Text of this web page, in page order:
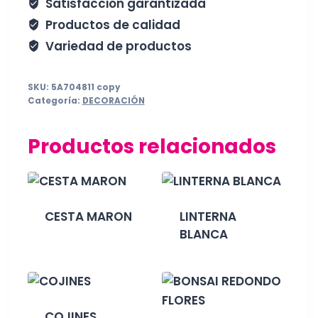
Productos de calidad
Variedad de productos
SKU: 5A704811 copy
Categoría: DECORACIÓN
Productos relacionados
CESTA MARON
LINTERNA
BLANCA